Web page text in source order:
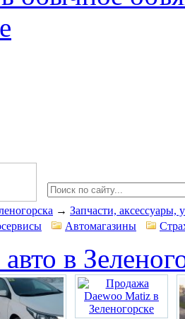
→ Запчасти, аксессуары,
Автомагазины
в